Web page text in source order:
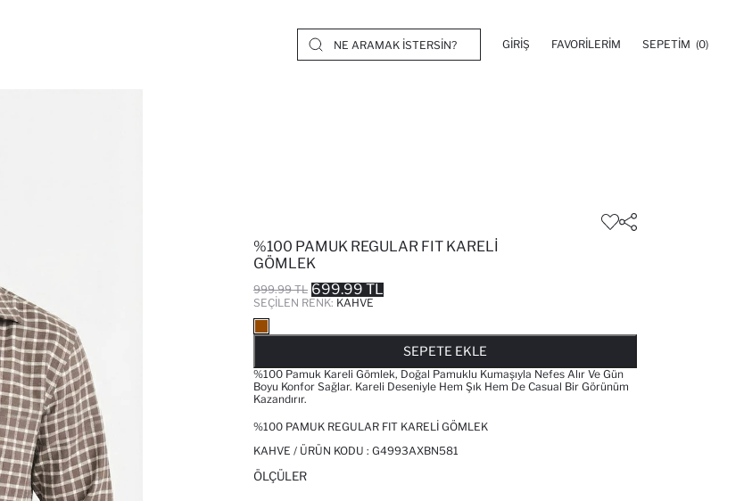
GIRIŞ FAVORILERIM SEPETIM (0)
%100 PAMUK REGULAR FIT KARELI
GÖMLEK
999.99 TL 699.99 TL
SEÇILEN RENK: KAHVE
SEPETE EKLE
%100 Pamuk Kareli Gömlek, Doğal Pamuklu Kumaşıyla Nefes Alır Ve Gün
Boyu Konfor Sağlar. Kareli Deseniyle Hem Şık Hem De Casual Bir Görünüm
Kazandırır.
%100 PAMUK REGULAR FIT KARELI GÖMLEK
KAHVE / ÜRÜN KODU : G4993AXBN581
ÖLÇÜLER